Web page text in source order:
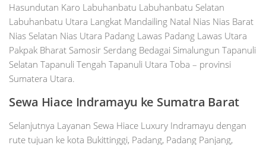
Hasundutan Karo Labuhanbatu Labuhanbatu Selatan
Labuhanbatu Utara Langkat Mandailing Natal Nias Nias Barat
Nias Selatan Nias Utara Padang Lawas Padang Lawas Utara
Pakpak Bharat Samosir Serdang Bedagai Simalungun Tapanuli
Selatan Tapanuli Tengah Tapanuli Utara Toba – provinsi
Sumatera Utara.
Sewa Hiace Indramayu ke Sumatra Barat
Selanjutnya Layanan Sewa Hiace Luxury Indramayu dengan
rute tujuan ke kota Bukittinggi, Padang, Padang Panjang,